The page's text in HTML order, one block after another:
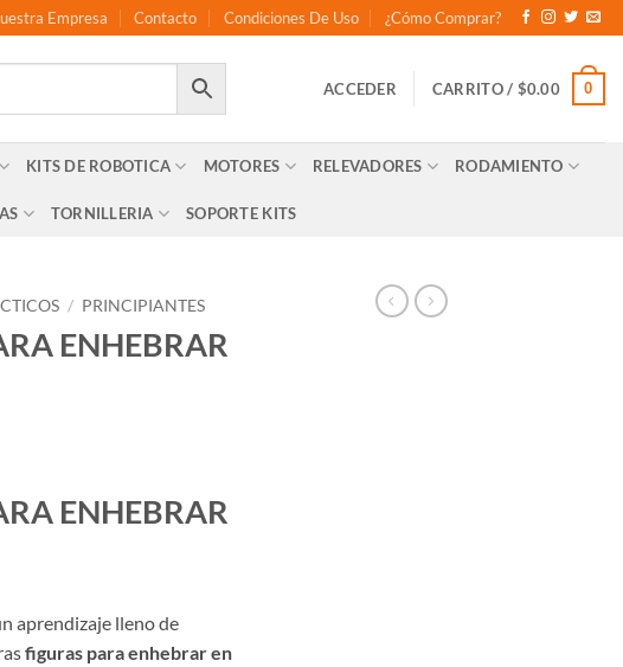
Empresa Contacto Condiciones De Uso ¿Cómo Comprar?
ACCEDER CARRITO / $0.00 0
KITS DE ROBOTICA MOTORES RELEVADORES RODAMIENTO
TORNILLERIA SOPORTE KITS
/ PRINCIPIANTES
ENHEBRAR
ENHEBRAR
aprendizaje lleno de
figuras para enhebrar en